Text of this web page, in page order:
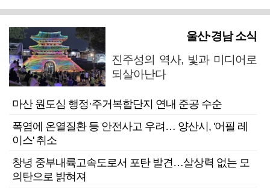
울산·경남 소식
진주성의 역사, 빛과 미디어로
되살아난다
마산 원도심 행정·주거복합단지 연내 준공 수순
폭염에 온열질환 등 안전사고 우려… 양산시, '어필 레
이스' 취소
창녕 중부내륙고속도로서 포탄 발견…살상력 없는 모
의탄으로 밝혀져